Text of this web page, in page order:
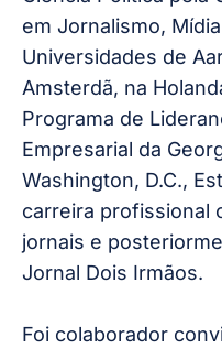
em Jornalismo,
Universidades de
Amsterdã, na
Programa de
Empresarial da
Washington, D.C.,
carreira profissional
jornais e
Jornal Dois Irmãos.
Foi colaborador